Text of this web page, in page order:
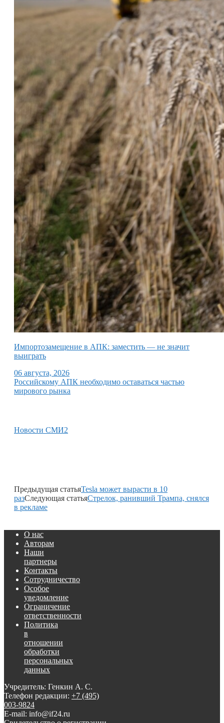
Импортозамещение в АПК: заместить — не значит
выиграть
06 августа, 2026
Российскому АПК необходимо оставаться частью
мирового рынка
Новости СМИ2
Предыдущая статьяTesla может вырасти в 10
разСледующая статьяСтрелок, ранивший Трампа, снялся
в рекламе
О нас
Авторам
Наши
партнеры
Контакты
Сотрудничество
Особое
уведомление
Ограничение
ответственности
Политика
в
отношении
обработки
персональных
данных
Учредитель: Генкин А. С.
Телефон редакции: +7 (495)
003-9824
E-mail: info@if24.ru